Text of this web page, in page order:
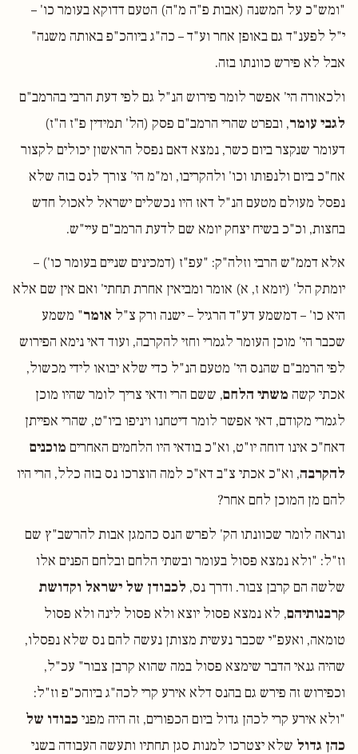
"ומש"כ על המשנה (אבות פ"ה מ"ה) הטעם דדוקא בעומר כו' –
י"ל לפענ"ד גם באופן אחר וע"ד – כה"ג ביוהכ"פ באותה משנה"
אבל לא פירש כוונתו בזה.
ולכאורה הי' אפשר לומר פירוש הנ"ל גם לפי דעת הרבי בהרמב"ם
לגבי עומר, ובפרט שהרי הרמב"ם פסק (הל' תמידין פ"ז ה"ז)
דעומר שנקצר ביום כשר, נמצא דאם נפסל הראשון יכולים לקצור
אח"כ ביום ולנפותו וכו' ולהקריבו, ומ"מ הי' צורך לנס בזה שלא
נפסל מעולם מטעם הנ"ל דאז היו נכשלים ישראל לאכול חדש
בחצות, וכ"כ בשיח יצחק יומא שם לדעת הרמב"ם עיי"ש.
אלא דממ"ש הרבי וזלה"ק: "עפ"ז (דמכינים שניים בעומר כו') –
יומתק הל' (יומא ז, א) אומר ומביאין אחרת תחתי' ואם אין שם אלא
היא כו' – דמשמע דע"ד הרגיל – ישנה ורק צ"ל אומר" משמע
שכבר הי' מוכן העומר לגמרי וחזי להקרבה, ועוד דאי נימא הפירוש
לפי הרמב"ם שהנס הי' מטעם הנ"ל כדי שלא יבואו לידי מכשול,
אכתי קשה משתי הלחם, ששם הרי ודאי צריך לומר שהיו מוכן
לגמרי מקודם, דאי אפשר לומר דיטחנו ויניפו ביו"ט, שהרי אפייתן
דאח"כ אינו דוחה יו"ט, וא"כ בודאי היו הלחמים האחרים מוכנים
להקרבה, וא"כ אכתי צ"ב דא"כ למה הוצרכו נס בזה כלל, הרי היו
להם מן המוכן לחם אחר?
ונראה לומר שכוונתו הק' לפרש הנס כהמגן אבות להרשב"ץ שם
וז"ל: "ולא נמצא פסול בעומר ובשתי הלחם ובלחם הפנים אלו
שלשה הם קרבן צבור. ודרך נס, לכבודן של ישראל וקדושת
קרבנותיהם, לא נמצא פסול יוצא ולא פסול לינה ולא פסול
טומאה, ואעפ"י שכבר נעשית מצותן נעשה להם נס שלא נפסלו,
שהיה גנאי הדבר שימצא פסול במה שהוא קרבן צבור" עכ"ל,
וכפירוש זה פירש גם בהנס דלא אירע קרי לכה"ג ביוהכ"פ וז"ל:
"ולא אירע קרי לכהן גדול ביום הכפורים, זה היה מפני כבודו של
כהן גדול שלא יצטרכו למנות סגן תחתיו ותעשה העבודה בשני